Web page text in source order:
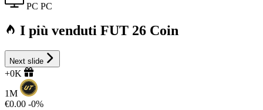
PC PC
I più venduti FUT 26 Coin
Next slide
+0K
1M
€0.00 -0%